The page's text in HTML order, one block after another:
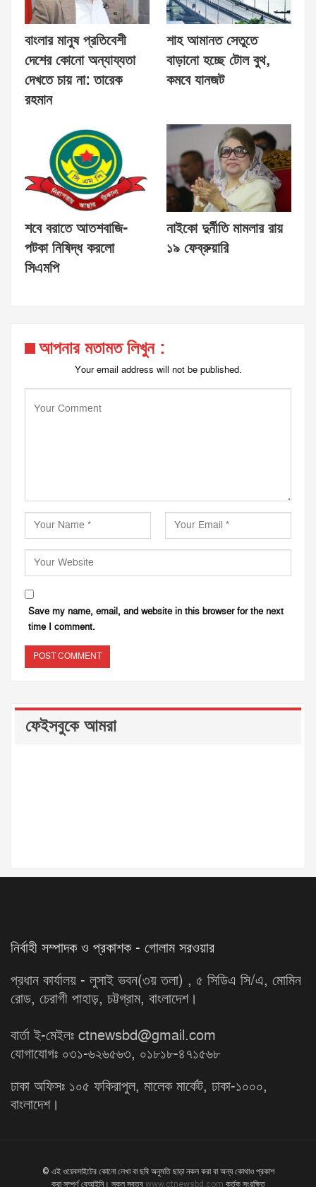
বাংলার মানুষ প্রতিবেশী
দেশের কোনো অন্যায্যতা
দেখতে চায় না: তারেক
রহমান
শাহ আমানত সেতুতে
বাড়ানো হচ্ছে টোল বুথ,
কমবে যানজট
শবে বরাতে আতশবাজি-
পটকা নিষিদ্ধ করলো
সিএমপি
নাইকো দুর্নীতি মামলার রায়
১৯ ফেব্রুয়ারি
আপনার মতামত লিখুন :
Your email address will not be published.
Save my name, email, and website in this browser for the next
time I comment.
ফেইসবুকে আমরা
নির্বাহী সম্পাদক ও প্রকাশক - গোলাম সরওয়ার
প্রধান কার্যালয় - লুসাই ভবন(৩য় তলা) , ৫ সিডিএ সি/এ, মোমিন
রোড, চেরাগী পাহাড়, চট্টগ্রাম, বাংলাদেশ।
বার্তা ই-মেইলঃ ctnewsbd@gmail.com
যোগাযোগঃ ০৩১-৬২৬৫৬৩, ০১৮১৮-৪৭১৫৬৮
ঢাকা অফিসঃ ১০৫ ফকিরাপুল, মালেক মার্কেট, ঢাকা-১০০০,
বাংলাদেশ।
© এই ওয়েবসাইটের কোনো লেখা বা ছবি অনুমতি ছাড়া নকল করা বা অন্য কোথাও প্রকাশ
করা সম্পূর্ণ বেআইনি। সকল স্বত্ব www.ctnewsbd.com কর্তৃক সংরক্ষিত